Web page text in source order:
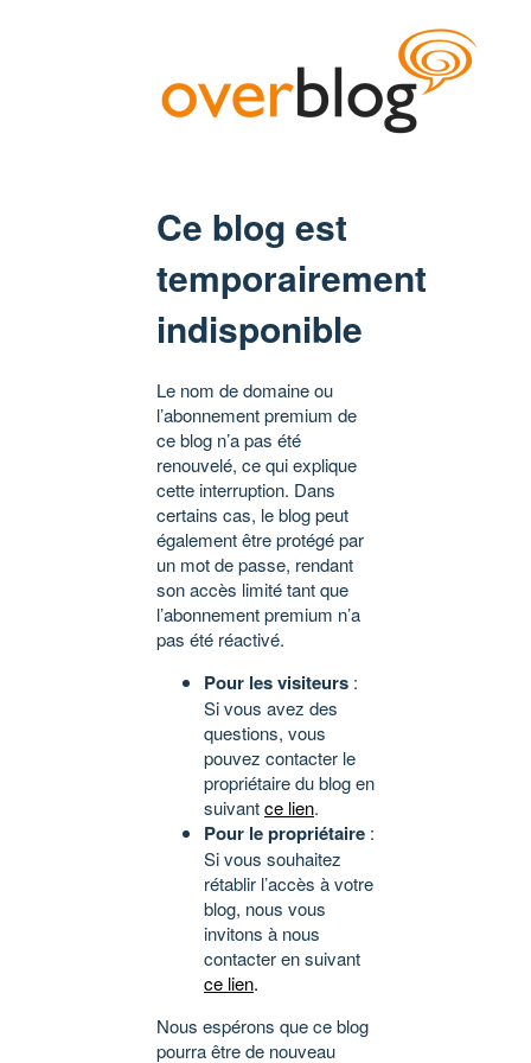
Ce blog est
temporairement
indisponible
Le nom de domaine ou
l’abonnement premium de
ce blog n’a pas été
renouvelé, ce qui explique
cette interruption. Dans
certains cas, le blog peut
également être protégé par
un mot de passe, rendant
son accès limité tant que
l’abonnement premium n’a
pas été réactivé.
Pour les visiteurs :
Si vous avez des
questions, vous
pouvez contacter le
propriétaire du blog en
suivantce lien.
Pour le propriétaire :
Si vous souhaitez
rétablir l’accès à votre
blog, nous vous
invitons à nous
contacter en suivant
ce lien.
Nous espérons que ce blog
pourra être de nouveau